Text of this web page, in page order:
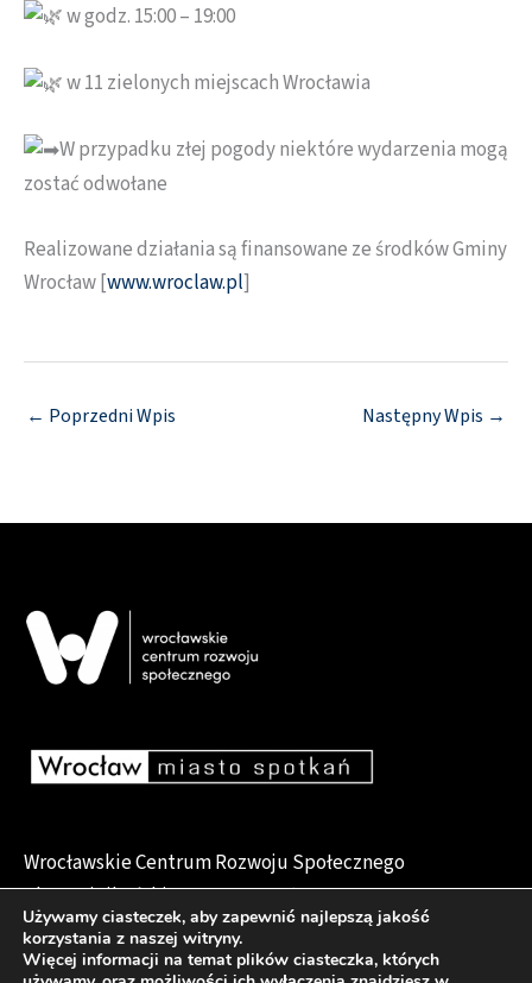
w godz. 15:00 – 19:00
w 11 zielonych miejscach Wrocławia
W przypadku złej pogody niektóre wydarzenia mogą
zostać odwołane
Realizowane działania są finansowane ze środków Gminy
Wrocław [www.wroclaw.pl]
← Poprzedni Wpis Następny Wpis →
Wrocławskie Centrum Rozwoju Społecznego
pl. Dominikański 6, 50-159 Wrocław
Używamy ciasteczek, aby zapewnić najlepszą jakość
korzystania z naszej witryny.
Więcej informacji na temat plików ciasteczka, których